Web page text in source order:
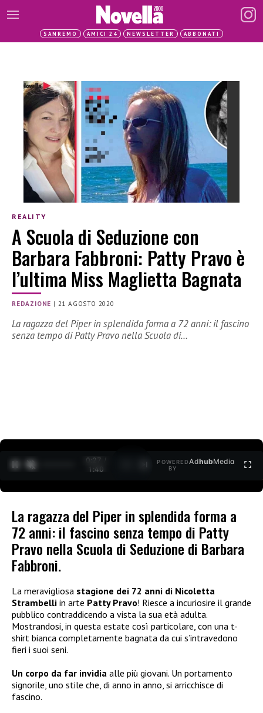
SANREMO AMICI 24 NEWSLETTER ABBONATI
REALITY
A Scuola di Seduzione con
Barbara Fabbroni: Patty Pravo è
l’ultima Miss Maglietta Bagnata
REDAZIONE | 21 AGOSTO 2020
La ragazza del Piper in splendida forma a 72 anni: il fascino
senza tempo di Patty Pravo nella Scuola di…
0:29 /
1:40
POWERED
BY
AdhubMedia
La ragazza del Piper in splendida forma a
72 anni: il fascino senza tempo di Patty
Pravo nella Scuola di Seduzione di Barbara
Fabbroni.
La meravigliosa stagione dei 72 anni di Nicoletta
Strambelli in arte Patty Pravo! Riesce a incuriosire il grande
pubblico contraddicendo a vista la sua età adulta.
Mostrandosi, in questa estate così particolare, con una t-
shirt bianca completamente bagnata da cui s’intravedono
fieri i suoi seni.
Un corpo da far invidia alle più giovani. Un portamento
signorile, uno stile che, di anno in anno, si arricchisce di
fascino.